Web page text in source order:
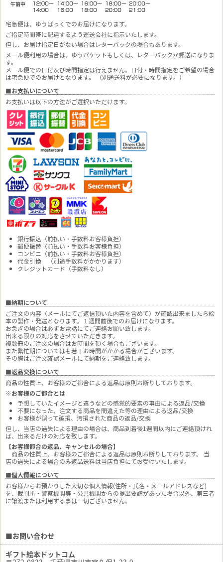
宅急便は、ゆうぱっくでのお届けになります。
ご指定時間帯に配達するよう運送会社に指示いたします。
但し、お届け指定日がない場合はレターパックの場合もあります。
メール便利用の場合は、ゆうパケットもしくは、レターパックか郵送になりま
す。
メール便での日付及び時間指定は行えません。日付・時間指定をご希望の場合
は宅急便でのお届けとなります。 （別途送料が必要になります。）
■お支払いについて
お支払いは以下の方法がご選択いただけます。
銀行振込（前払い・手数料お客様負担）
郵便振替（前払い・手数料お客様負担）
コンビニ（前払い・手数料お客様負担）
代金引換 （別途手数料がかかります）
クレジットカード（手数料なし）
■納期について
ご注文の内容（メールにてご返信頂いた内容を含めて）が確認出来ましたら絵
本の製作・発送となります。１週間前後でのお届けになります。
お急ぎの場合は必ずお電話にてご連絡お願い致します。
出来る限りの対応をさせていただきます。
複数冊のご注文の場合はお時間を頂く場合もございます。
また繁忙期についてはも若干お時間がかかる場合がございます。
その際はご注文確認メールにて納期をご連絡致します。
■返品交換について
商品の性質上、お客様のご都合による返品は原則お断りしております。
※お客様のご都合とは
予想していたイメージと違うなどの感覚的要素の事由による返品/交換
不要になった、注文する商品を間違えた等の理由による返品/交換
お客様が誤って破損、汚損された商品の返品/交換
但し、当店の過失による理由の場合は、商品到着後1週間以内にご連絡頂けれ
ば、出来るだけの対応を致します。
【お客様都合の返品、キャンセルの場合】
商品の性質上、お客様のご都合による返品は原則お断りしております。 当
店の過失による場合のみ返品送料は当店負担にてお受けいたします。
■個人情報について
お客様からお預かりした大切な個人情報(住所・氏名・メールアドレスなど)
を、裁判所・警察機関等・公共機関からの提出要請があった場合以外、第三者
に譲渡または利用する事は一切ございません。
■お問い合わせ
ギフト絵本ドットコム